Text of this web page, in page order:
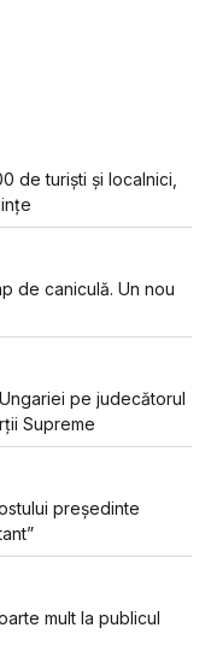
de turiști și localnici,
de caniculă. Un nou
pe judecătorul
Supreme
președinte
mult la publicul